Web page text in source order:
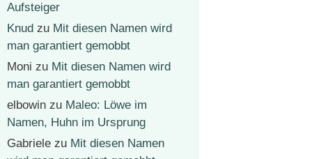
Aufsteiger
Knud zu Mit diesen Namen wird
man garantiert gemobbt
Moni zu Mit diesen Namen wird
man garantiert gemobbt
elbowin zu Maleo: Löwe im
Namen, Huhn im Ursprung
Gabriele zu Mit diesen Namen